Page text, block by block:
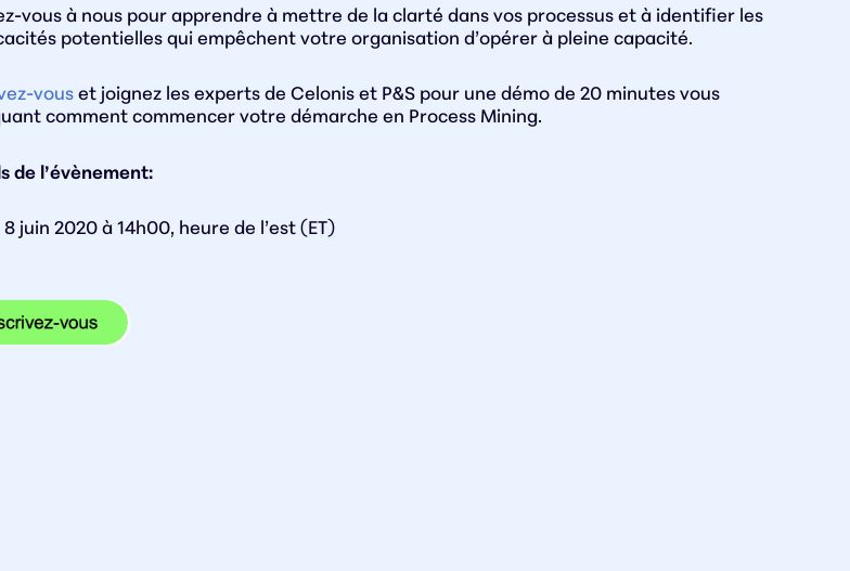
vous à nous pour apprendre à mettre de la clarté dans vos processus et à identifier les
potentielles qui empêchent votre organisation d’opérer à pleine capacité.
vous et joignez les experts de Celonis et P&S pour une démo de 20 minutes vous
comment commencer votre démarche en Process Mining.
de l’évènement:
juin 2020 à 14h00, heure de l’est (ET)